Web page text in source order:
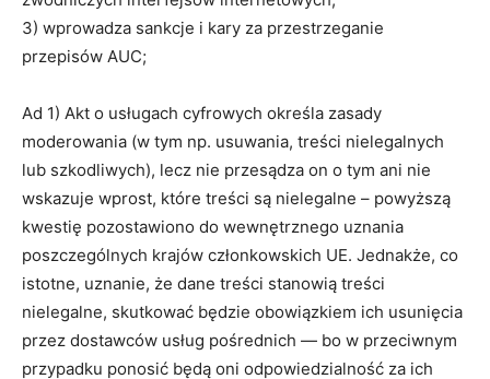
3) wprowadza sankcje i kary za przestrzeganie
przepisów AUC;
Ad 1) Akt o usługach cyfrowych określa zasady
moderowania (w tym np. usuwania, treści nielegalnych
lub szkodliwych), lecz nie przesądza on o tym ani nie
wskazuje wprost, które treści są nielegalne – powyższą
kwestię pozostawiono do wewnętrznego uznania
poszczególnych krajów członkowskich UE. Jednakże, co
istotne, uznanie, że dane treści stanowią treści
nielegalne, skutkować będzie obowiązkiem ich usunięcia
przez dostawców usług pośrednich — bo w przeciwnym
przypadku ponosić będą oni odpowiedzialność za ich